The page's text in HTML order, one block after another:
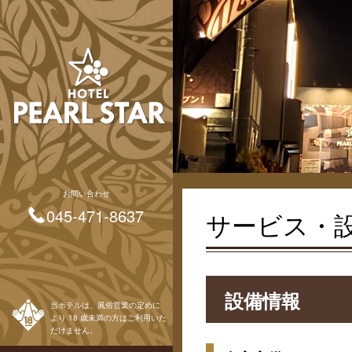
当ホテルは、風俗営業の定めに
より 18 歳未満の方はご利用いた
だけません。
お問い合わせ
045-471-8637 サービス・
設備情報